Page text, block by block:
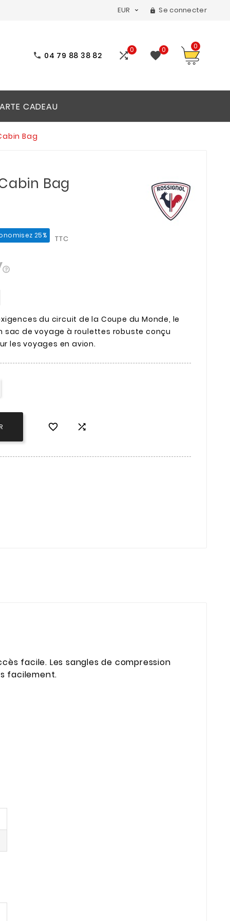
EUR   Se connecter
 04 79 88 38 82 0 0 0
CADEAU
Bag
Bag
25% TTC
du circuit de la Coupe du Monde, le
sac de voyage à roulettes robuste conçu
les voyages en avion.
 
facile. Les sangles de compression
facilement.